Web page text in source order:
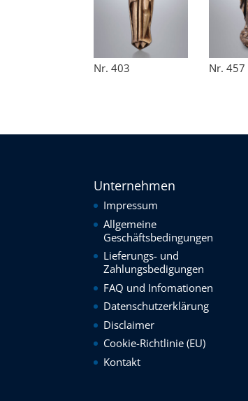
Nr. 403 Nr. 457
Unternehmen
Impressum
Allgemeine
Geschäftsbedingungen
Lieferungs- und
Zahlungsbedigungen
FAQ und Infomationen
Datenschutzerklärung
Disclaimer
Cookie-Richtlinie (EU)
Kontakt